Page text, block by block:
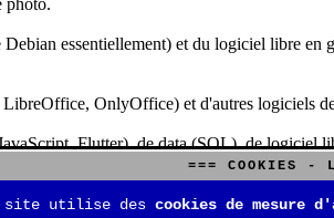
essentiellement) et du logiciel libre
OnlyOffice) et d'autres logiciels
Flutter), de data (SQL), de
mais aussi aux jeux de stratégie
=== COOKIES -
site utilise des cookies de mesure